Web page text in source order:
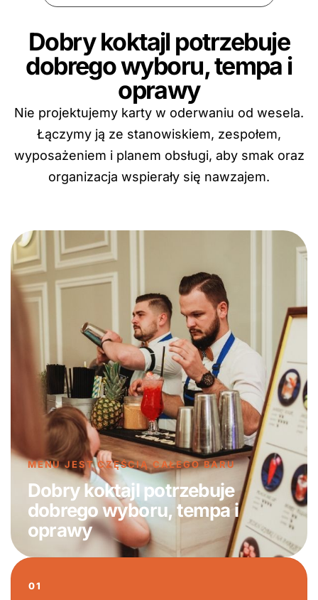
Dobry koktajl potrzebuje
dobrego wyboru, tempa i
oprawy
Nie projektujemy karty w oderwaniu od wesela.
Łączymy ją ze stanowiskiem, zespołem,
wyposażeniem i planem obsługi, aby smak oraz
organizacja wspierały się nawzajem.
MENU JEST CZĘŚCIĄ CAŁEGO BARU
Dobry koktajl potrzebuje
dobrego wyboru, tempa i
oprawy
01